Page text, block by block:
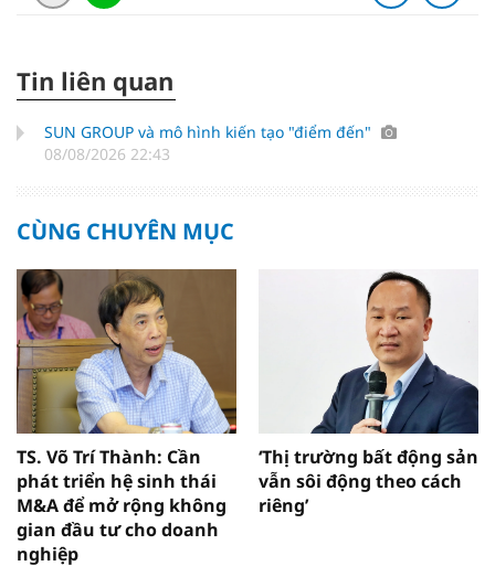
Tin liên quan
SUN GROUP và mô hình kiến tạo "điểm đến"
08/08/2026 22:43
CÙNG CHUYÊN MỤC
TS. Võ Trí Thành: Cần
phát triển hệ sinh thái
M&A để mở rộng không
gian đầu tư cho doanh
nghiệp
‘Thị trường bất động sản
vẫn sôi động theo cách
riêng’